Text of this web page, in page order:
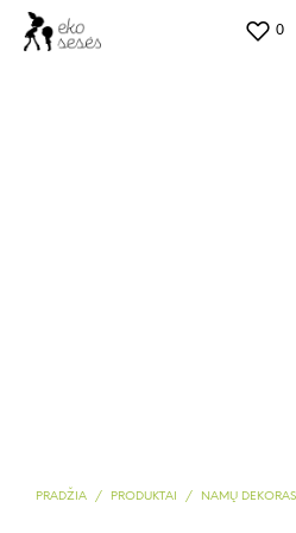
0
PRADŽIA / PRODUKTAI / NAMŲ DEKORAS